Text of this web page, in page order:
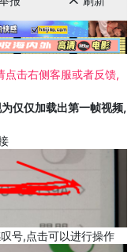
点击右侧客服或者反馈,
仅仅加载出第一帧视频,
号,点击可以进行操作